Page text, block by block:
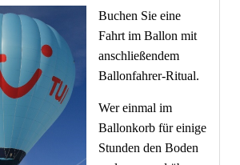
Buchen Sie eine
Fahrt im Ballon mit
anschließendem
Ballonfahrer-Ritual.
Wer einmal im
Ballonkorb für einige
Stunden den Boden